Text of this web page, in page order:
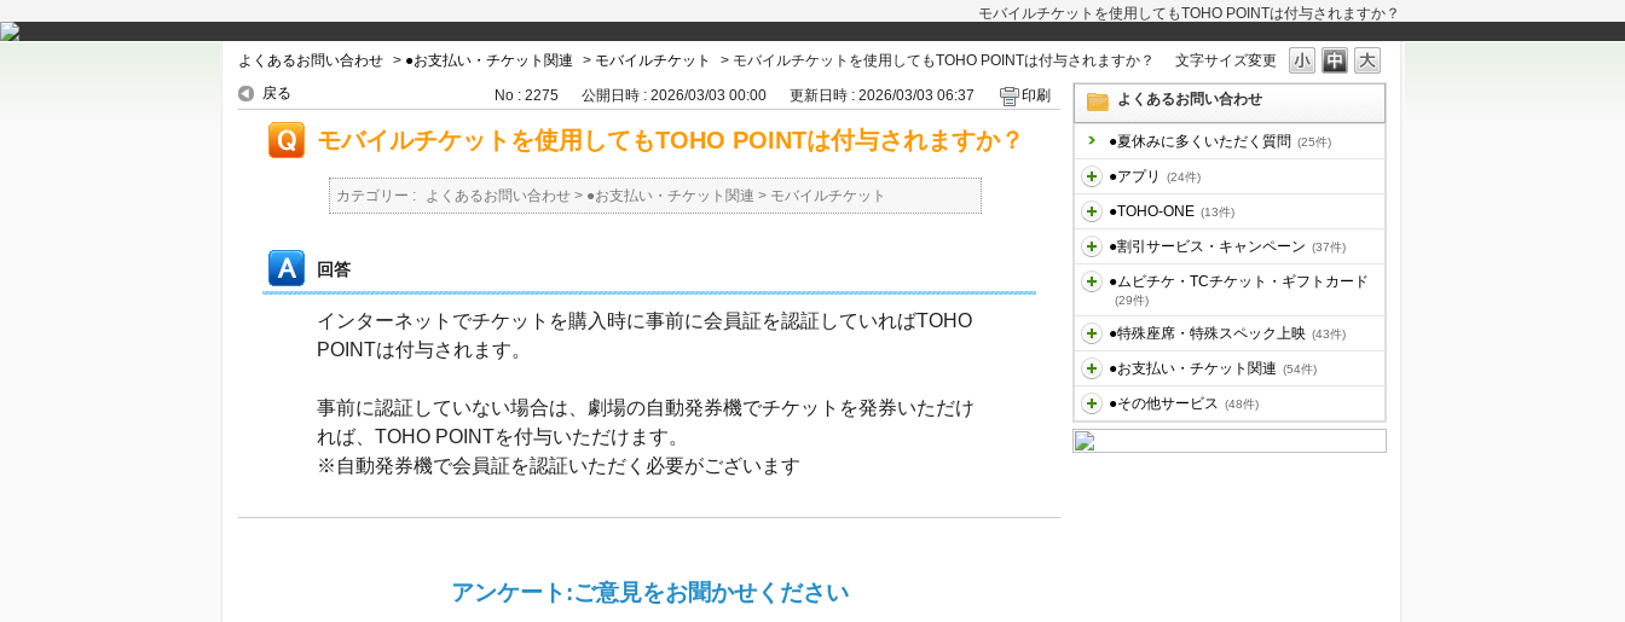
モバイルチケットを使用してもTOHO POINTは付与されますか？
文字サイズ変更
よくあるお問い合わせ > ●お支払い・チケット関連 > モバイルチケット > モバイルチケットを使用してもTOHO POINTは付与されますか？
よくあるお問い合わせ
●夏休みに多くいただく質問 (25件)
●アプリ (24件)
●TOHO-ONE (13件)
●割引サービス・キャンペーン (37件)
●ムビチケ・TCチケット・ギフトカード
(29件)
●特殊座席・特殊スペック上映 (43件)
●お支払い・チケット関連 (54件)
●その他サービス (48件)
戻る No : 2275 公開日時 : 2026/03/03 00:00 更新日時 : 2026/03/03 06:37 印刷
モバイルチケットを使用してもTOHO POINTは付与されますか？
カテゴリー : よくあるお問い合わせ > ●お支払い・チケット関連 > モバイルチケット
回答
インターネットでチケットを購入時に事前に会員証を認証していればTOHO
POINTは付与されます。
事前に認証していない場合は、劇場の自動発券機でチケットを発券いただけ
れば、TOHO POINTを付与いただけます。
※自動発券機で会員証を認証いただく必要がございます
アンケート:ご意見をお聞かせください